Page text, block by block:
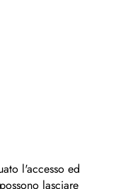
l'accesso ed
lasciare